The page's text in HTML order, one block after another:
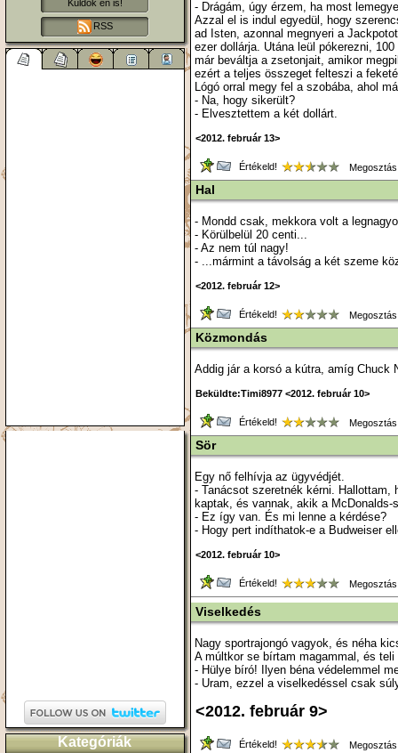
Küldök én is!
RSS
Kategóriák
- Drágám, úgy érzem, ha most
Azzal el is indul egyedül, hogy
ad Isten, azonnal megnyeri a
ezer dollárja. Utána leül pókerezni,
már beváltja a zsetonjait, amikor
ezért a teljes összeget felteszi a
Lógó orral megy fel a szobába, ahol
- Na, hogy sikerült?
- Elvesztettem a két dollárt.
<2012. február 13>
Értékeld!
Hal
- Mondd csak, mekkora volt a
- Körülbelül 20 centi...
- Az nem túl nagy!
- ...mármint a távolság a két szeme
<2012. február 12>
Értékeld!
Közmondás
Addig jár a korsó a kútra, amíg Chuck
Beküldte:Timi8977 <2012. február 10>
Értékeld!
Sör
Egy nő felhívja az ügyvédjét.
- Tanácsot szeretnék kérni. Hallottam,
kaptak, és vannak, akik a
- Ez így van. És mi lenne a kérdése?
- Hogy pert indíthatok-e a Budweiser
<2012. február 10>
Értékeld!
Viselkedés
Nagy sportrajongó vagyok, és néha
A múltkor se bírtam magammal, és
- Hülye bíró! Ilyen béna védelemmel
- Uram, ezzel a viselkedéssel csak
<2012. február 9>
Értékeld!